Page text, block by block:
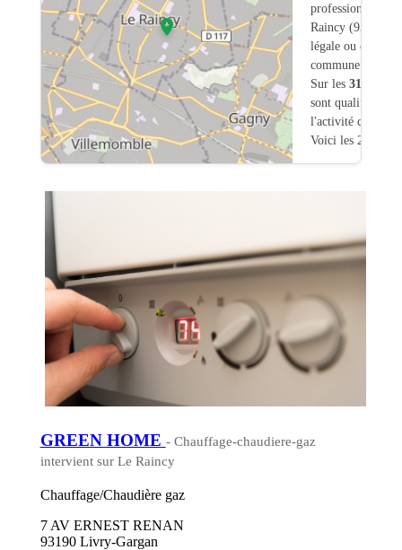
professionnels
Raincy (93) dont
légale ou
commune.
Sur les 314
sont qualifiés
l'activité
Voici les 20
GREEN HOME - Chauffage-chaudiere-gaz
intervient sur Le Raincy
Chauffage/Chaudière gaz
7 AV ERNEST RENAN
93190 Livry-Gargan